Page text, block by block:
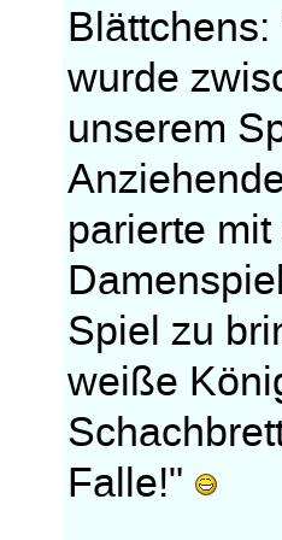
wurde
unserem
parierte
Spiel zu
weiße
Falle!"